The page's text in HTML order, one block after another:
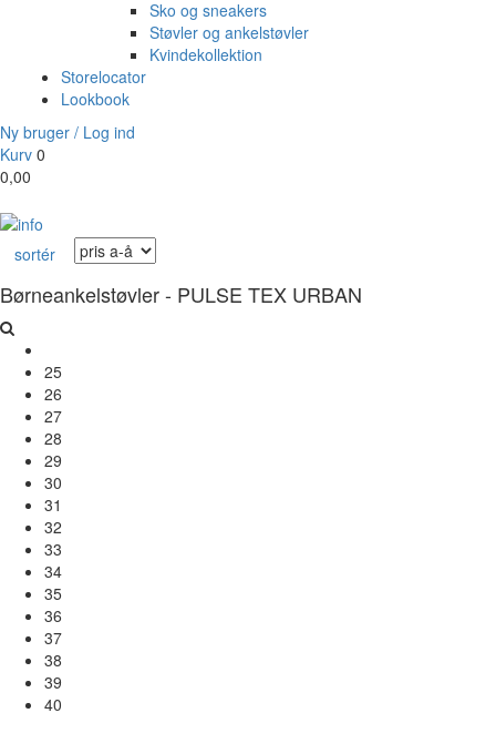
Sko og sneakers
Støvler og ankelstøvler
Kvindekollektion
Storelocator
Lookbook
Ny bruger / Log ind
Kurv 0
0,00
sortér
Børneankelstøvler - PULSE TEX URBAN
25
26
27
28
29
30
31
32
33
34
35
36
37
38
39
40